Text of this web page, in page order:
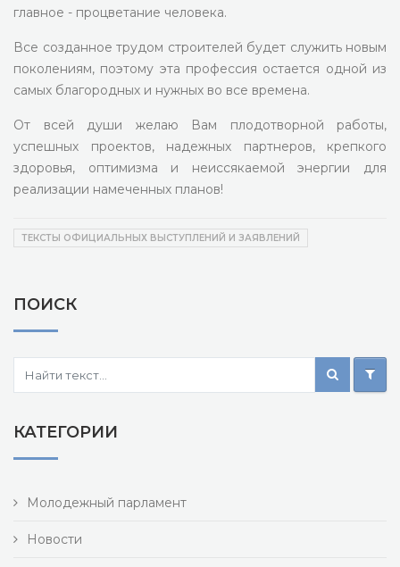
главное - процветание человека.
Все созданное трудом строителей будет служить новым
поколениям, поэтому эта профессия остается одной из
самых благородных и нужных во все времена.
От всей души желаю Вам плодотворной работы,
успешных проектов, надежных партнеров, крепкого
здоровья, оптимизма и неиссякаемой энергии для
реализации намеченных планов!
ТЕКСТЫ ОФИЦИАЛЬНЫХ ВЫСТУПЛЕНИЙ И ЗАЯВЛЕНИЙ
ПОИСК
КАТЕГОРИИ
Молодежный парламент
Новости